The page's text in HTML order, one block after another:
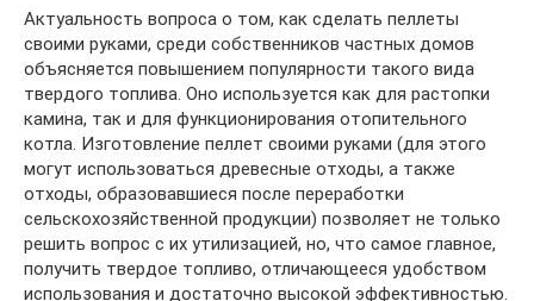
Актуальность вопроса о том, как сделать пеллеты
своими руками, среди собственников частных домов
объясняется повышением популярности такого вида
твердого топлива. Оно используется как для растопки
камина, так и для функционирования отопительного
котла. Изготовление пеллет своими руками (для этого
могут использоваться древесные отходы, а также
отходы, образовавшиеся после переработки
сельскохозяйственной продукции) позволяет не только
решить вопрос с их утилизацией, но, что самое главное,
получить твердое топливо, отличающееся удобством
использования и достаточно высокой эффективностью.